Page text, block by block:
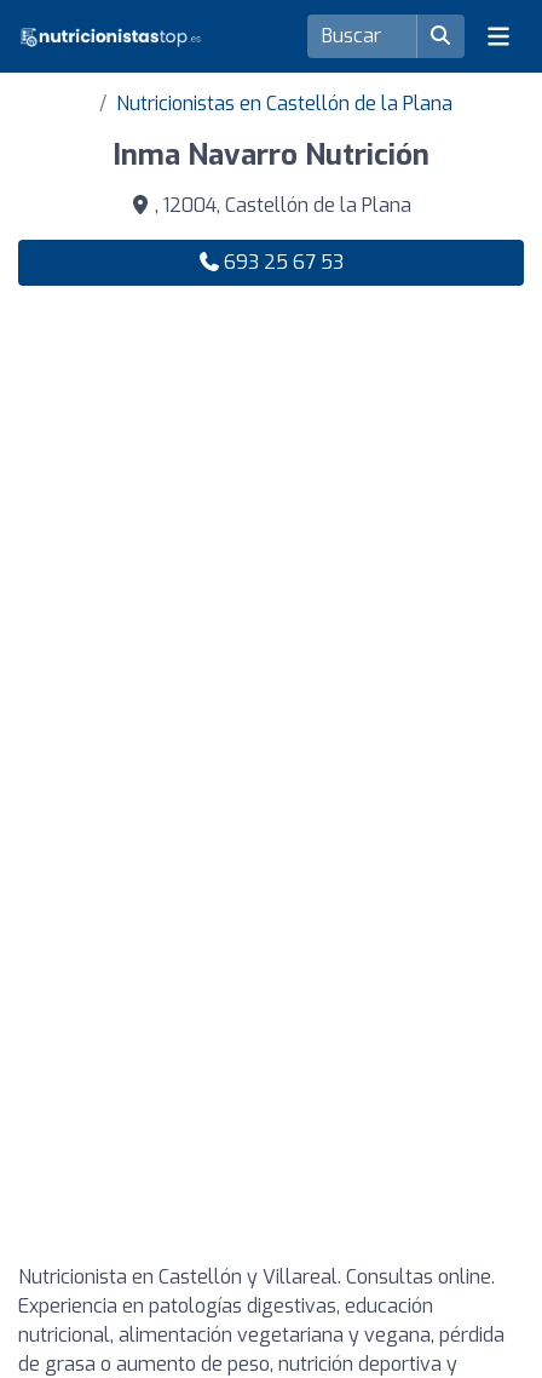
Nutricionistas en Castellón de la Plana
Inma Navarro Nutrición
, 12004, Castellón de la Plana
693 25 67 53
Nutricionista en Castellón y Villareal. Consultas online.
Experiencia en patologías digestivas, educación
nutricional, alimentación vegetariana y vegana, pérdida
de grasa o aumento de peso, nutrición deportiva y